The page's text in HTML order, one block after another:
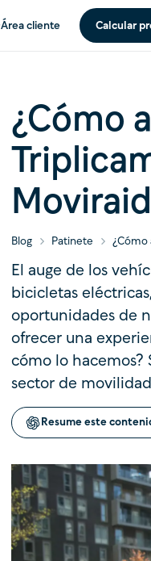
Área cliente Calcular
¿Cómo
Blog Patinete ¿Cómo
El auge de los
bicicletas
oportunidades de
ofrecer una
cómo lo hacemos?
sector de
Resume este